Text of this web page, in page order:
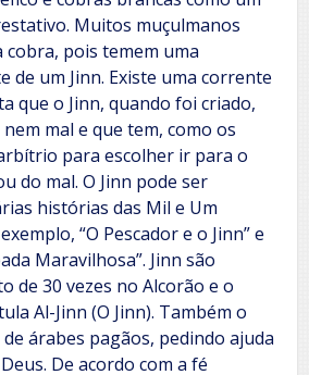
Muitos muçulmanos
pois temem uma
de um Jinn. Existe uma corrente
que o Jinn, quando foi criado,
mal e que tem, como os
para escolher ir para o
do mal. O Jinn pode ser
histórias das Mil e Um
“O Pescador e o Jinn” e
Maravilhosa”. Jinn são
de 30 vezes no Alcorão e o
Al-Jinn (O Jinn). Também o
árabes pagãos, pedindo ajuda
De acordo com a fé